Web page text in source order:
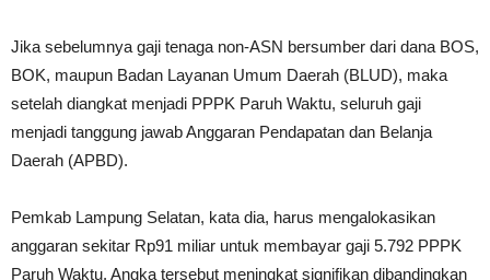
Jika sebelumnya gaji tenaga non-ASN bersumber dari dana BOS,
BOK, maupun Badan Layanan Umum Daerah (BLUD), maka
setelah diangkat menjadi PPPK Paruh Waktu, seluruh gaji
menjadi tanggung jawab Anggaran Pendapatan dan Belanja
Daerah (APBD).
Pemkab Lampung Selatan, kata dia, harus mengalokasikan
anggaran sekitar Rp91 miliar untuk membayar gaji 5.792 PPPK
Paruh Waktu. Angka tersebut meningkat signifikan dibandingkan